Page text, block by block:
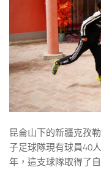
昆侖山下的新疆克孜
子足球隊現有球員40
年，這支球隊取得了